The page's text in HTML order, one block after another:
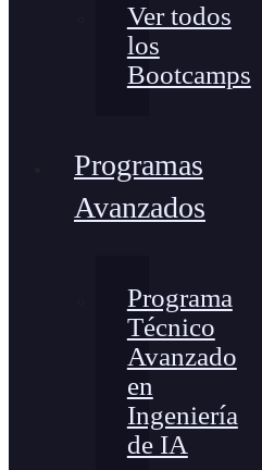
Ver todos
los
Bootcamps
Programas
Avanzados
Programa
Técnico
Avanzado
en
Ingeniería
de IA